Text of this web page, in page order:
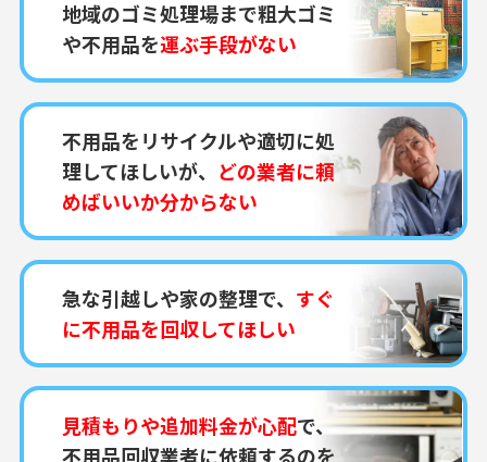
地域のゴミ処理場まで粗大ゴミ
や不用品を運ぶ手段がない
不用品をリサイクルや適切に処
理してほしいが、 どの業者に頼
めばいいか分からない
急な引越しや家の整理で、 すぐ
に不用品を回収してほしい
見積もりや追加料金が心配で、
不用品回収業者に依頼するのを